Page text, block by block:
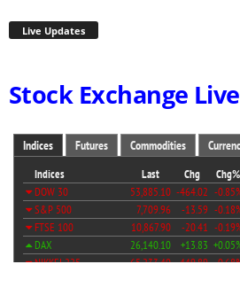
Live Updates
Stock Exchange Live